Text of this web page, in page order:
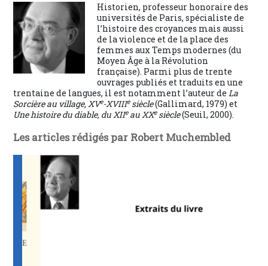
Historien, professeur honoraire des
universités de Paris, spécialiste de
l’histoire des croyances mais aussi
de la violence et de la place des
femmes aux Temps modernes (du
Moyen Âge à la Révolution
française). Parmi plus de trente
ouvrages publiés et traduits en une
trentaine de langues, il est notamment l’auteur deLa
Sorcière au village, XVe-XVIIIesiècle(Gallimard, 1979) et
Une histoire du diable, du XIIeau XXesiècle(Seuil, 2000).
Les articles rédigés par Robert Muchembled